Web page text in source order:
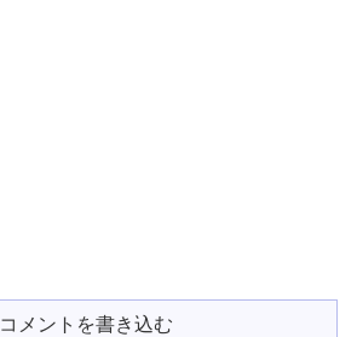
コメントを書き込む